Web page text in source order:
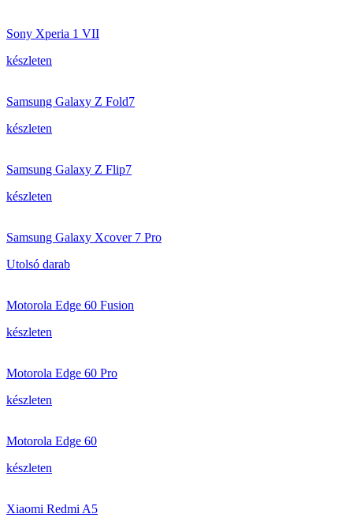
Sony Xperia 1 VII
készleten
Samsung Galaxy Z Fold7
készleten
Samsung Galaxy Z Flip7
készleten
Samsung Galaxy Xcover 7 Pro
Utolsó darab
Motorola Edge 60 Fusion
készleten
Motorola Edge 60 Pro
készleten
Motorola Edge 60
készleten
Xiaomi Redmi A5